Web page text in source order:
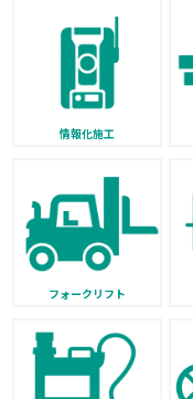
情報化施工
フォークリフト